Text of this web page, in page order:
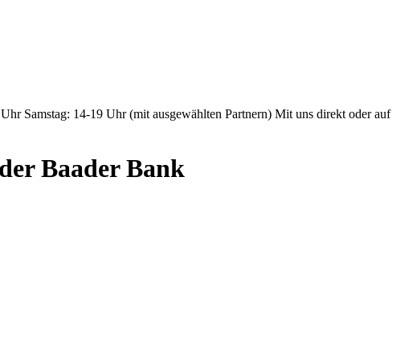
Samstag: 14-19 Uhr (mit ausgewählten Partnern) Mit uns direkt oder auf
Baader Bank